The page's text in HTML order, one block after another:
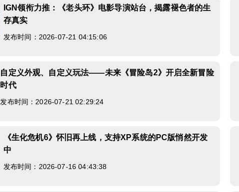
IGN领衔力推：《老头环》电影导演站台，揭露褪色者的生
存真实
发布时间：2026-07-21 04:15:06
自定义外观、自定义玩法——未来《冒险岛2》开启全新冒险
时代
发布时间：2026-07-21 02:29:24
《生化危机6》怀旧再上线，支持XP系统的PC版悄然开发
中
发布时间：2026-07-16 04:43:38